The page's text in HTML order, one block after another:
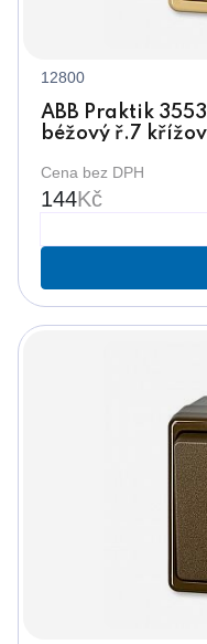
12800
ABB Praktik
béžový ř.7
Cena bez DPH
144Kč